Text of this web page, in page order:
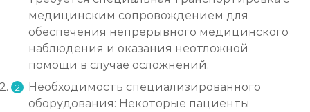
медицинским сопровождением для
обеспечения непрерывного медицинского
наблюдения и оказания неотложной
помощи в случае осложнений.
Необходимость специализированного
оборудования: Некоторые пациенты